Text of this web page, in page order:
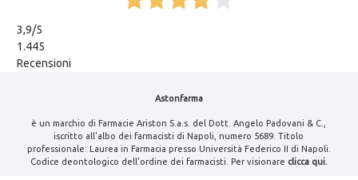
3,9/5
1.445
Recensioni
Astonfarma
è un marchio di Farmacie Ariston S.a.s. del Dott. Angelo Padovani & C.,
iscritto all'albo dei farmacisti di Napoli, numero 5689. Titolo
professionale: Laurea in Farmacia presso Università Federico II di Napoli.
Codice deontologico dell'ordine dei farmacisti. Per visionare clicca qui.